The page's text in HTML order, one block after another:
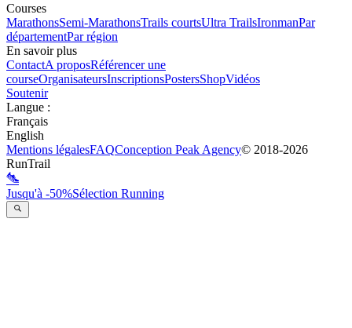
Courses
MarathonsSemi-MarathonsTrails courtsUltra TrailsIronmanPar
départementPar région
En savoir plus
ContactA proposRéférencer une
courseOrganisateursInscriptionsPostersShopVidéos
Soutenir
Langue :
Français
English
Mentions légalesFAQConception Peak Agency© 2018-2026
RunTrail
Jusqu'à -50%Sélection Running